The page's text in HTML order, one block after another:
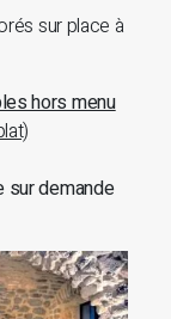
sur place à
hors menu
sur demande